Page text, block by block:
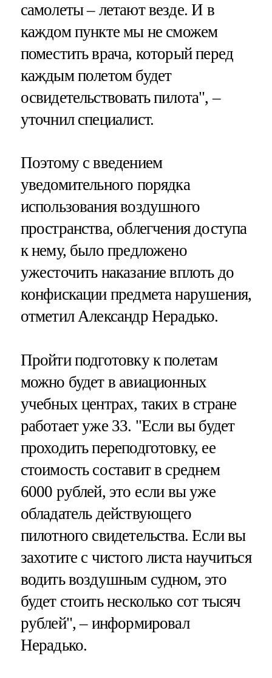
самолеты – летают везде. И в
каждом пункте мы не сможем
поместить врача, который перед
каждым полетом будет
освидетельствовать пилота", –
уточнил специалист.
Поэтому с введением
уведомительного порядка
использования воздушного
пространства, облегчения доступа
к нему, было предложено
ужесточить наказание вплоть до
конфискации предмета нарушения,
отметил Александр Нерадько.
Пройти подготовку к полетам
можно будет в авиационных
учебных центрах, таких в стране
работает уже 33. "Если вы будет
проходить переподготовку, ее
стоимость составит в среднем
6000 рублей, это если вы уже
обладатель действующего
пилотного свидетельства. Если вы
захотите с чистого листа научиться
водить воздушным судном, это
будет стоить несколько сот тысяч
рублей", – информировал
Нерадько.